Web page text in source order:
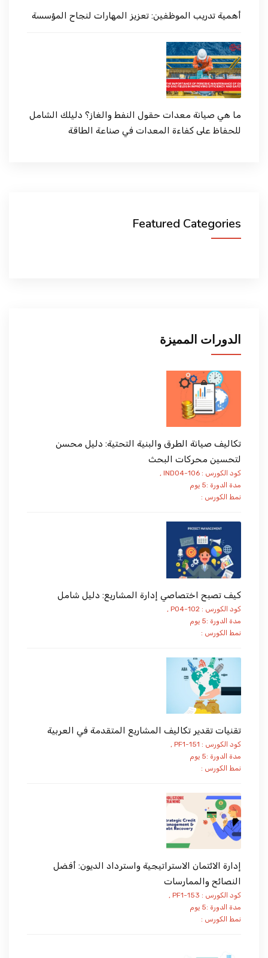
أهمية تدريب الموظفين: تعزيز المهارات لنجاح المؤسسة
ما هي صيانة معدات حقول النفط والغاز؟ دليلك الشامل
للحفاظ على كفاءة المعدات في صناعة الطاقة
Featured Categories
الدورات المميزة
تكاليف صيانة الطرق والبنية التحتية: دليل محسن
لتحسين محركات البحث
كود الكورس : IND04-106 ,
مدة الدورة :5 يوم
نمط الكورس :
كيف تصبح اختصاصي إدارة المشاريع: دليل شامل
كود الكورس : PO4-102 ,
مدة الدورة :5 يوم
نمط الكورس :
تقنيات تقدير تكاليف المشاريع المتقدمة في العربية
كود الكورس : PF1-151 ,
مدة الدورة :5 يوم
نمط الكورس :
إدارة الائتمان الاستراتيجية واسترداد الديون: أفضل
النصائح والممارسات
كود الكورس : PF1-153 ,
مدة الدورة :5 يوم
نمط الكورس :